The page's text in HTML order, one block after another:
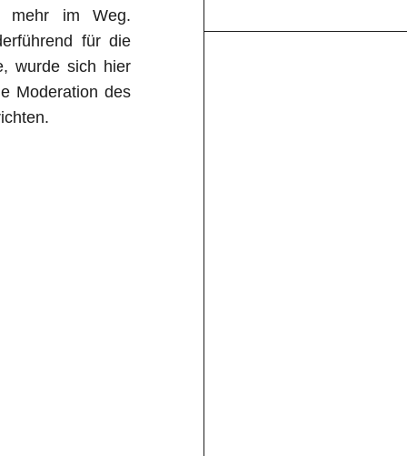
mehr im Weg.
für die
wurde sich hier
Moderation des